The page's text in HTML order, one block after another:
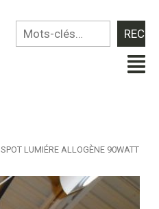
SPOT LUMIÉRE ALLOGÈNE 90WATT